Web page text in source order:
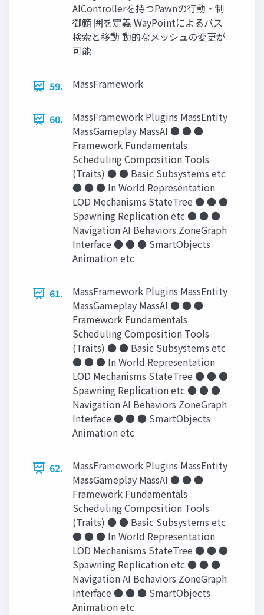
AIControllerを持つPawnの行動・制
御範 囲を定義 WayPointによるパス
検索と移動 動的なメッシュの変更が
可能
59. MassFramework
60.
MassFramework Plugins MassEntity
MassGameplay MassAI ● ● ●
Framework Fundamentals
Scheduling Composition Tools
(Traits) ● ● Basic Subsystems etc
● ● ● In World Representation
LOD Mechanisms StateTree ● ● ●
Spawning Replication etc ● ● ●
Navigation AI Behaviors ZoneGraph
Interface ● ● ● SmartObjects
Animation etc
61.
MassFramework Plugins MassEntity
MassGameplay MassAI ● ● ●
Framework Fundamentals
Scheduling Composition Tools
(Traits) ● ● Basic Subsystems etc
● ● ● In World Representation
LOD Mechanisms StateTree ● ● ●
Spawning Replication etc ● ● ●
Navigation AI Behaviors ZoneGraph
Interface ● ● ● SmartObjects
Animation etc
62.
MassFramework Plugins MassEntity
MassGameplay MassAI ● ● ●
Framework Fundamentals
Scheduling Composition Tools
(Traits) ● ● Basic Subsystems etc
● ● ● In World Representation
LOD Mechanisms StateTree ● ● ●
Spawning Replication etc ● ● ●
Navigation AI Behaviors ZoneGraph
Interface ● ● ● SmartObjects
Animation etc